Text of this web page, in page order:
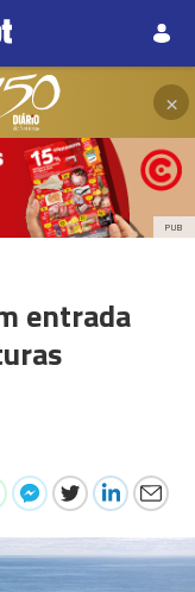
×
PUB
entrada